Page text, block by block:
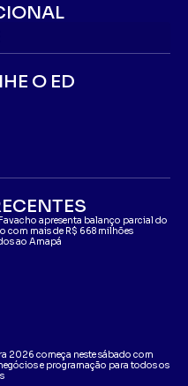
O ED
apresenta balanço parcial do
com mais de R$ 668 milhões
ao Amapá
2026 começa neste sábado com
e programação para todos os